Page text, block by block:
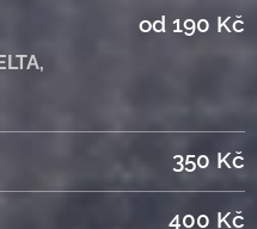
od 190 Kč
350 Kč
400 Kč